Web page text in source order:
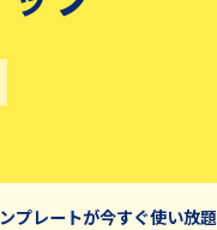
プレートが今すぐ使い放題